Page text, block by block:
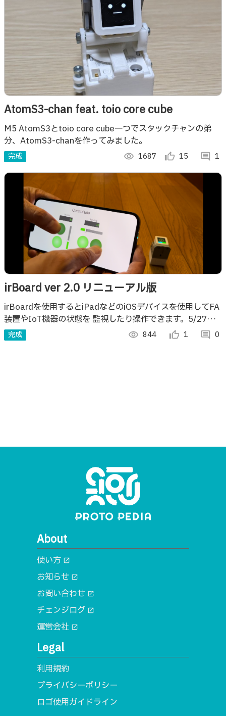
AtomS3-chan feat. toio core cube
M5 AtomS3とtoio core cube一つでスタックチャンの弟
分、AtomS3-chanを作ってみました。
完成 visibility 1687 thumb_up_alt 15 comment 1
irBoard ver 2.0 リニューアル版
irBoardを使用するとiPadなどのiOSデバイスを使用してFA
装置やIoT機器の状態を 監視したり操作できます。5/27に
ver 2.0がリリースになりました。どうぞお試しください。
完成 visibility 844 thumb_up_alt 1 comment 0
About
使い方 open_in_new
お知らせ open_in_new
お問い合わせ open_in_new
チェンジログ open_in_new
運営会社 open_in_new
Legal
利用規約
プライバシーポリシー
ロゴ使用ガイドライン